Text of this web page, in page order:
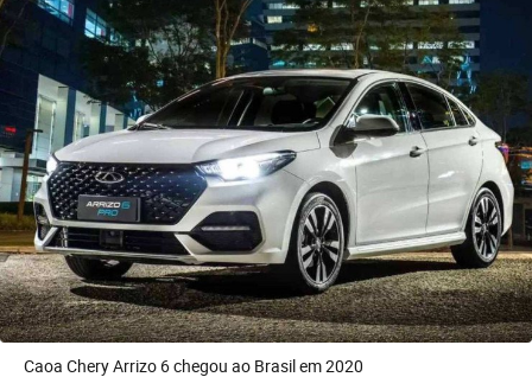
Caoa Chery Arrizo 6 chegou ao Brasil em 2020